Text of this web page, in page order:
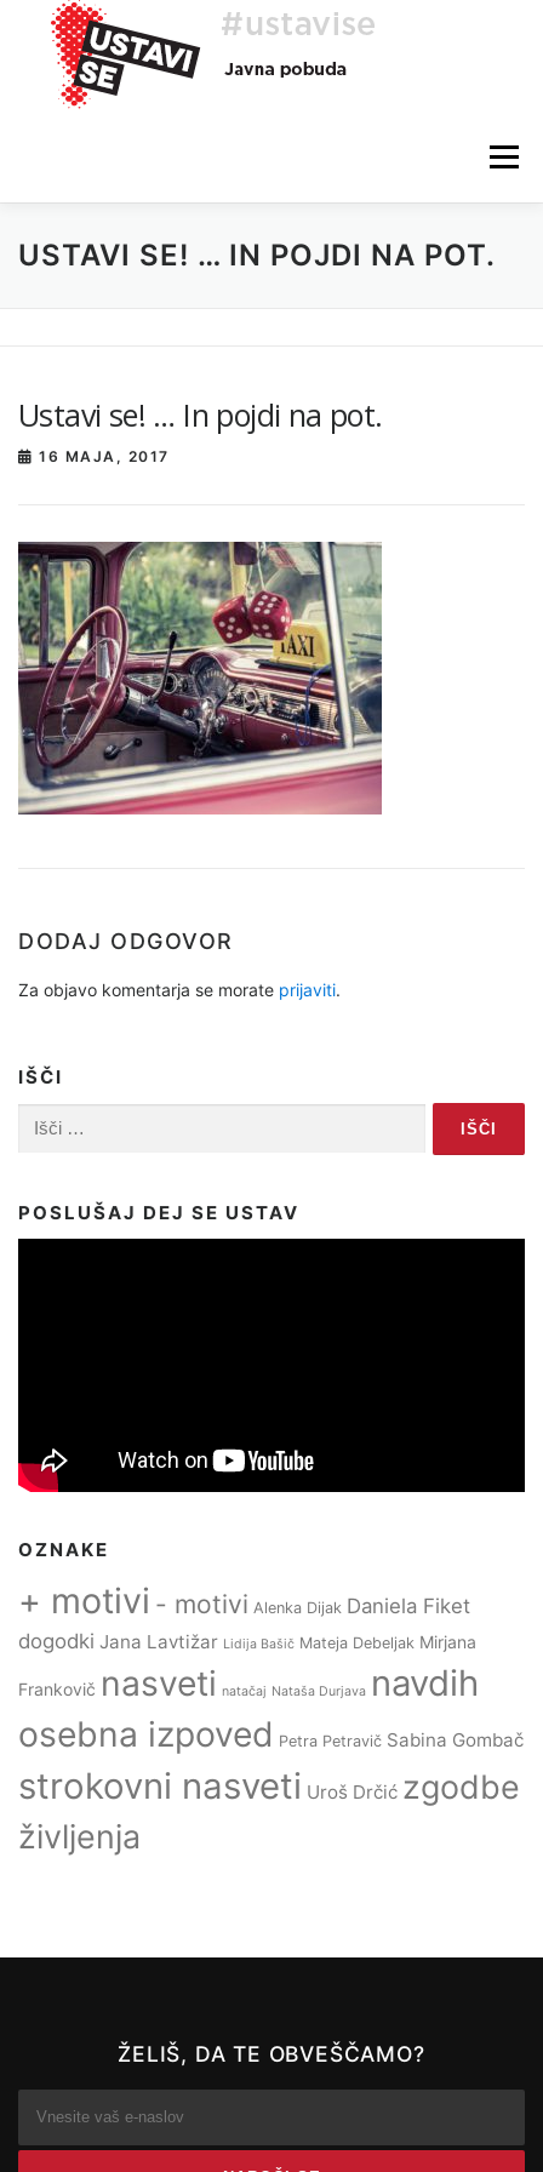
Preskoči
vsebino
Meni
O AKCIJI HEJ, TI, #USTAVISE BLOG POMOČ
USTAVI SE! … IN POJDI NA POT.
Ustavi se! … In pojdi na pot.
16 MAJA, 2017
DODAJ ODGOVOR
Za objavo komentarja se morate prijaviti.
IŠČI
POSLUŠAJ DEJ SE USTAV
OZNAKE
+ motivi - motivi Alenka Dijak Daniela Fiket
dogodki Jana Lavtižar Lidija Bašič Mateja Debeljak Mirjana
Frankovič nasveti natačaj Nataša Durjava navdih
osebna izpoved Petra Petravič Sabina Gombač
strokovni nasveti Uroš Drčić zgodbe
življenja
ŽELIŠ, DA TE OBVEŠČAMO?